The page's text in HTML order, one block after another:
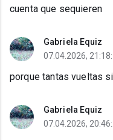
cuenta que sequieren
Gabriela Equiz
07.04.2026,
porque tantas vueltas
Gabriela Equiz
07.04.2026,